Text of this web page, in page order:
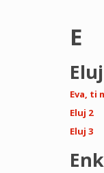
E
Eluj
Eva, ti
Eluj 2
Eluj 3